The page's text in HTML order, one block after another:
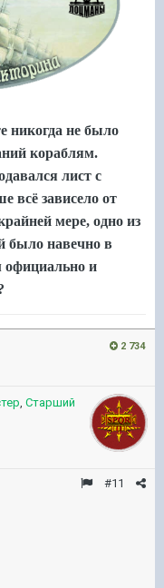
никогда не было
кораблям.
лист с
всё зависело от
мере, одно из
было навечно в
официально и
2 734
, Старший
#11